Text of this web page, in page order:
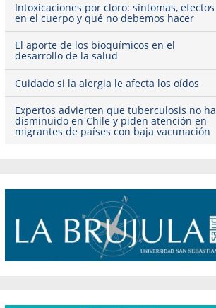
Intoxicaciones por cloro: síntomas, efectos
en el cuerpo y qué no debemos hacer
El aporte de los bioquímicos en el
desarrollo de la salud
Cuidado si la alergia le afecta los oídos
Expertos advierten que tuberculosis no ha
disminuido en Chile y piden atención en
migrantes de países con baja vacunación